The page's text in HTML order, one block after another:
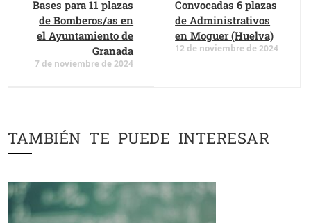
Bases para 11 plazas
de Bomberos/as en
el Ayuntamiento de
Granada
7 de noviembre de 2024
Convocadas 6 plazas
de Administrativos
en Moguer (Huelva)
12 de noviembre de 2024
TAMBIÉN TE PUEDE INTERESAR